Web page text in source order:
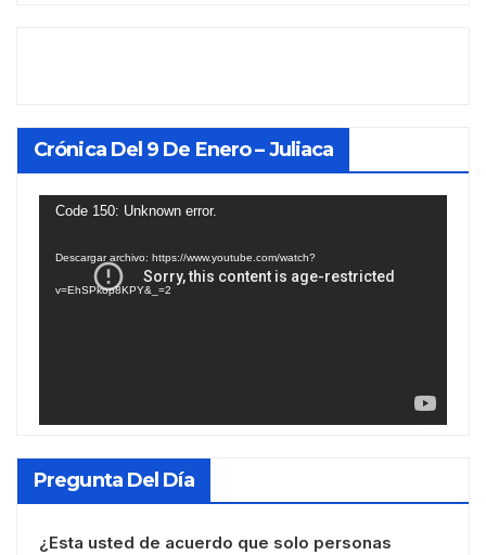
Crónica Del 9 De Enero – Juliaca
Reproductor
Code 150: Unknown error.
Descargar archivo: https://www.youtube.com/watch?
v=EhSPkop8KPY&_=2
Pregunta Del Día
¿Esta usted de acuerdo que solo personas